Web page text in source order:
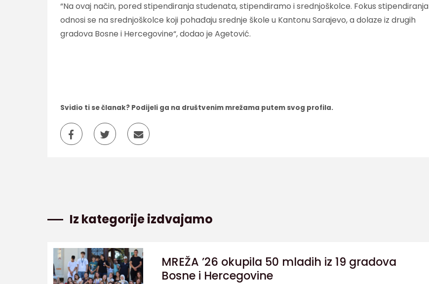
“Na ovaj način, pored stipendiranja studenata, stipendiramo i srednjoškolce. Fokus stipendiranja
odnosi se na srednjoškolce koji pohađaju srednje škole u Kantonu Sarajevo, a dolaze iz drugih
gradova Bosne i Hercegovine“, dodao je Agetović.
Svidio ti se članak? Podijeli ga na društvenim mrežama putem svog profila.
Iz kategorije izdvajamo
MREŽA ’26 okupila 50 mladih iz 19 gradova
Bosne i Hercegovine